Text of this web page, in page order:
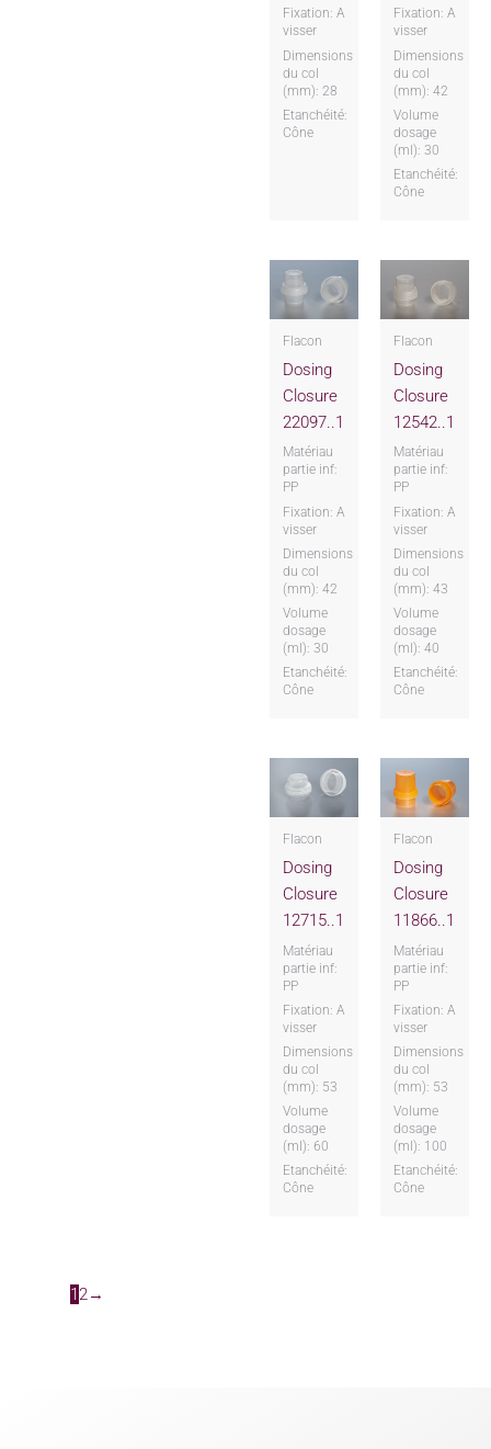
Fixation: A
visser
Dimensions
du col
(mm): 28
Etanchéité:
Cône
Fixation: A
visser
Dimensions
du col
(mm): 42
Volume
dosage
(ml): 30
Etanchéité:
Cône
Flacon
Dosing
Closure
22097..1
Matériau
partie inf:
PP
Fixation: A
visser
Dimensions
du col
(mm): 42
Volume
dosage
(ml): 30
Etanchéité:
Cône
Flacon
Dosing
Closure
12542..1
Matériau
partie inf:
PP
Fixation: A
visser
Dimensions
du col
(mm): 43
Volume
dosage
(ml): 40
Etanchéité:
Cône
Flacon
Dosing
Closure
12715..1
Matériau
partie inf:
PP
Fixation: A
visser
Dimensions
du col
(mm): 53
Volume
dosage
(ml): 60
Etanchéité:
Cône
Flacon
Dosing
Closure
11866..1
Matériau
partie inf:
PP
Fixation: A
visser
Dimensions
du col
(mm): 53
Volume
dosage
(ml): 100
Etanchéité:
Cône
12→